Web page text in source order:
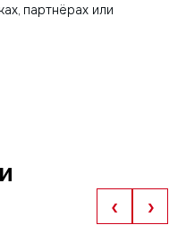
партнёрах или
‹ ›